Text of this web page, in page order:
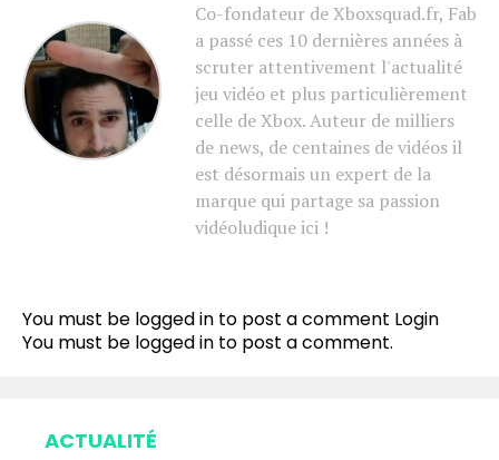
Co-fondateur de Xboxsquad.fr, Fab
a passé ces 10 dernières années à
scruter attentivement l'actualité
jeu vidéo et plus particulièrement
celle de Xbox. Auteur de milliers
de news, de centaines de vidéos il
est désormais un expert de la
marque qui partage sa passion
vidéoludique ici !
You must be logged in to post a comment Login
You must be logged in to post a comment.
ACTUALITÉ